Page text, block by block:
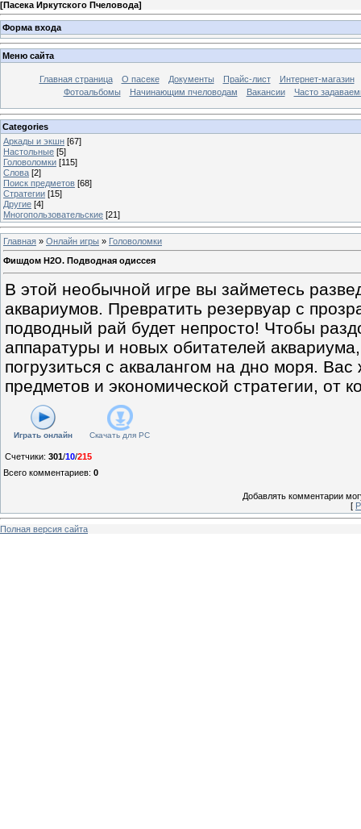
[Пасека Иркутского Пчеловода]
Форма входа
Меню сайта
Главная страница О пасеке Документы Прайс-лист
Интернет-магазин
Фотоальбомы
Начинающим пчеловодам Вакансии Часто
Categories
Аркады и экшн [67]
Настольные [5]
Головоломки [115]
Слова [2]
Поиск предметов [68]
Стратегии [15]
Другие [4]
Многопользовательские [21]
Главная » Онлайн игры » Головоломки
Фишдом H2O. Подводная одиссея
В этой необычной игре вы займетесь
аквариумов. Превратить резервуар с
подводный рай будет непросто! Чтобы
аппаратуры и новых обитателей
погрузиться с аквалангом на дно моря.
предметов и экономической стратегии, от
Играть онлайн Скачать для PC
Счетчики: 301/10/215
Всего комментариев: 0
Добавлять комментарии
[
Полная версия сайта